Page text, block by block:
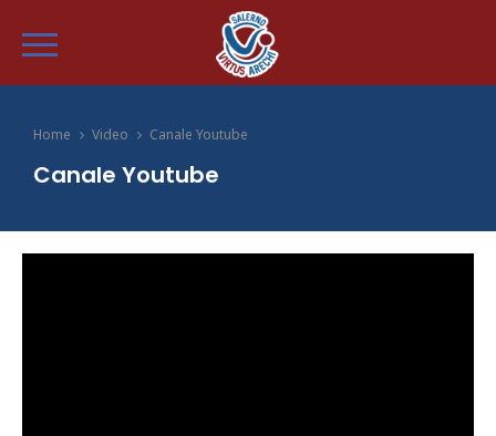
Home Video Canale Youtube
Canale Youtube